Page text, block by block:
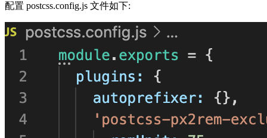
配置 postcss.config.js 文件如下: